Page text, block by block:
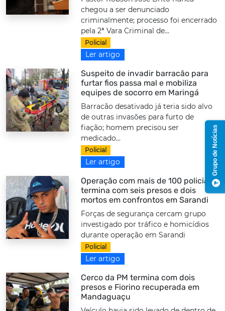
chegou a ser denunciado
criminalmente; processo foi encerrado
pela 2ª Vara Criminal de...
Policial
Ler artigo
Suspeito de invadir barracão para
furtar fios passa mal e mobiliza
equipes de socorro em Maringá
Barracão desativado já teria sido alvo
de outras invasões para furto de
fiação; homem precisou ser
medicado...
Policial
Ler artigo
Operação com mais de 100 policiais
termina com seis presos e dois
mortos em confrontos em Sarandi
Forças de segurança cercam grupo
investigado por tráfico e homicídios
durante operação em Sarandi
Policial
Ler artigo
Cerco da PM termina com dois
presos e Fiorino recuperada em
Mandaguaçu
Grupo de Notícias